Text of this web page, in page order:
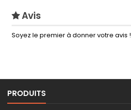
Avis
Soyez le premier à donner votre avis !
PRODUITS